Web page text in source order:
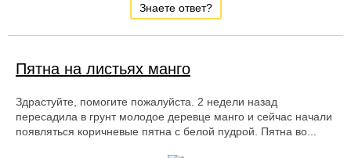
Знаете ответ?
Пятна на листьях манго
Здрастуйте, помогите пожалуйста. 2 недели назад
пересадила в грунт молодое деревце манго и сейчас начали
появляться коричневые пятна с белой пудрой. Пятна во...